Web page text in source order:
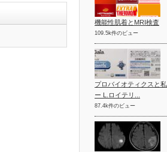
機能性肌着とMRI検査
109.5k件のビュー
プロバイオティクスと私
ー L.ロイテリ...
87.4k件のビュー